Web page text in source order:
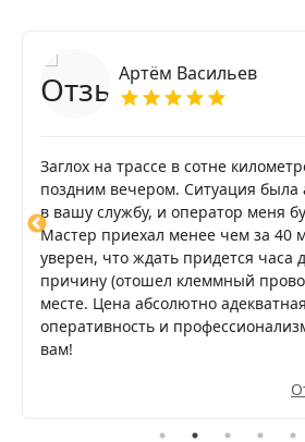
Артём Васильев
Заглох на трассе в сотне
поздним вечером. Ситуация была
в вашу службу, и оператор меня
Мастер приехал менее чем за 40
уверен, что ждать придется часа
причину (отошел клеммный
месте. Цена абсолютно
оперативность и
вам!